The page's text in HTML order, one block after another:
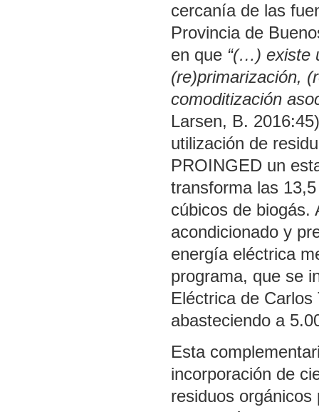
cercanía de las
Provincia de
en que “(…) existe
(re)primarización,
comoditización
Larsen, B.
utilización de
PROINGED un
transforma las
cúbicos de biogás.
acondicionado y
energía eléctrica
programa, que se
Eléctrica de
abasteciendo a
Esta
incorporación de
residuos